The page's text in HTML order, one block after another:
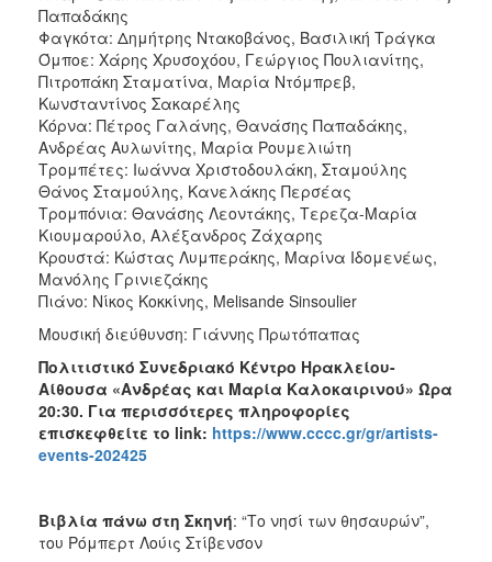
Παπαδάκης
Φαγκότα: Δημήτρης Ντακοβάνος, Βασιλική Τράγκα
Όμποε: Χάρης Χρυσοχόου, Γεώργιος Πουλιανίτης,
Πιτροπάκη Σταματίνα, Μαρία Ντόμπρεβ,
Κωνσταντίνος Σακαρέλης
Κόρνα: Πέτρος Γαλάνης, Θανάσης Παπαδάκης,
Ανδρέας Αυλωνίτης, Μαρία Ρουμελιώτη
Τρομπέτες: Ιωάννα Χριστοδουλάκη, Σταμούλης
Θάνος Σταμούλης, Κανελάκης Περσέας
Τρομπόνια: Θανάσης Λεοντάκης, Τερεζα-Μαρία
Κιουμαρούλο, Αλέξανδρος Ζάχαρης
Κρουστά: Κώστας Λυμπεράκης, Μαρίνα Ιδομενέως,
Μανόλης Γρινιεζάκης
Πιάνο: Νίκος Κοκκίνης, Melisande Sinsoulier
Μουσική διεύθυνση: Γιάννης Πρωτόπαπας
Πολιτιστικό Συνεδριακό Κέντρο Ηρακλείου-
Αίθουσα «Ανδρέας και Μαρία Καλοκαιρινού» Ώρα
20:30. Για περισσότερες πληροφορίες
επισκεφθείτε το link: https://www.cccc.gr/gr/artists-
events-202425
Βιβλία πάνω στη Σκηνή: “Το νησί των θησαυρών”,
του Ρόμπερτ Λούις Στίβενσον